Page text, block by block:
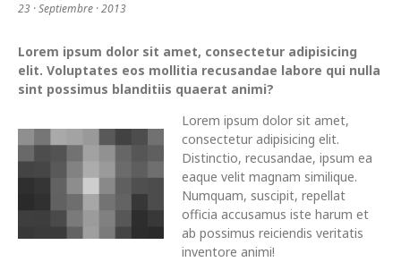
23 · Septiembre · 2013
Lorem ipsum dolor sit amet, consectetur adipisicing
elit. Voluptates eos mollitia recusandae labore qui nulla
sint possimus blanditiis quaerat animi?
Lorem ipsum dolor sit amet,
consectetur adipisicing elit.
Distinctio, recusandae, ipsum ea
eaque velit magnam similique.
Numquam, suscipit, repellat
officia accusamus iste harum et
ab possimus reiciendis veritatis
inventore animi!